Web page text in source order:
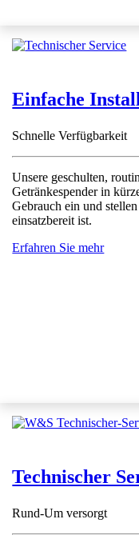
Einfache
Schnelle Verfügbarkeit
Unsere geschulten,
Getränkespender in
Gebrauch ein und
einsatzbereit ist.
Erfahren Sie mehr
Technischer
Rund-Um versorgt